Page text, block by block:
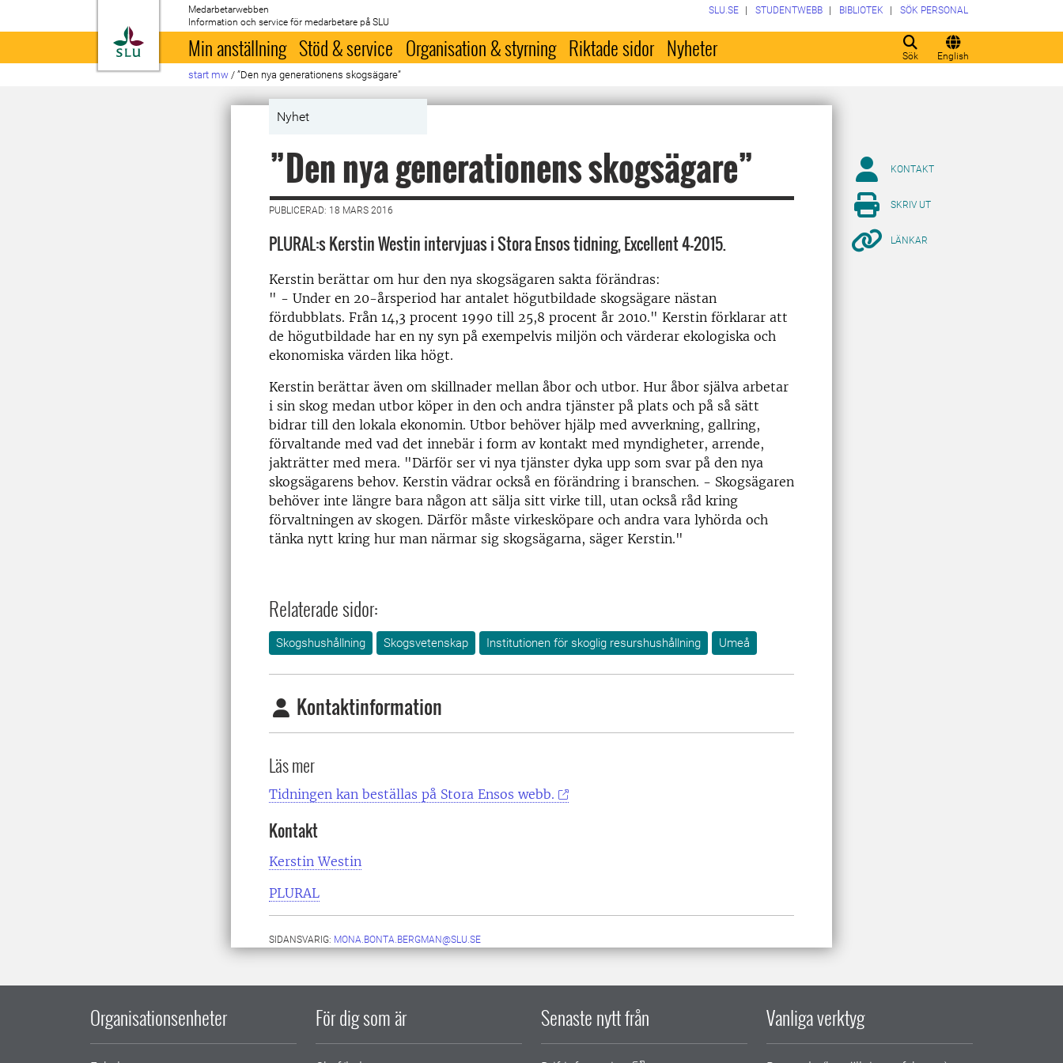
Till startsida
Medarbetarwebben
Information och service för medarbetare på SLU
Sök English
SLU.SE STUDENTWEBB BIBLIOTEK SÖK PERSONAL
Min anställning Stöd & service Organisation & styrning Riktade sidor Nyheter
start mw / ”Den nya generationens skogsägare”
Nyhet
”Den nya generationens skogsägare”
PUBLICERAD: 18 MARS 2016
PLURAL:s Kerstin Westin intervjuas i Stora Ensos tidning, Excellent 4-2015.
Kerstin berättar om hur den nya skogsägaren sakta förändras:
" - Under en 20-årsperiod har antalet högutbildade skogsägare nästan
fördubblats. Från 14,3 procent 1990 till 25,8 procent år 2010." Kerstin förklarar att
de högutbildade har en ny syn på exempelvis miljön och värderar ekologiska och
ekonomiska värden lika högt.
Kerstin berättar även om skillnader mellan åbor och utbor. Hur åbor själva arbetar
i sin skog medan utbor köper in den och andra tjänster på plats och på så sätt
bidrar till den lokala ekonomin. Utbor behöver hjälp med avverkning, gallring,
förvaltande med vad det innebär i form av kontakt med myndigheter, arrende,
jakträtter med mera. "Därför ser vi nya tjänster dyka upp som svar på den nya
skogsägarens behov. Kerstin vädrar också en förändring i branschen. - Skogsägaren
behöver inte längre bara någon att sälja sitt virke till, utan också råd kring
förvaltningen av skogen. Därför måste virkesköpare och andra vara lyhörda och
tänka nytt kring hur man närmar sig skogsägarna, säger Kerstin."
Relaterade sidor:
Skogshushållning Skogsvetenskap Institutionen för skoglig resurshushållning Umeå
Kontaktinformation
Läs mer
Tidningen kan beställas på Stora Ensos webb.
Kontakt
Kerstin Westin
PLURAL
SIDANSVARIG: MONA.BONTA.BERGMAN@SLU.SE
KONTAKT
SKRIV UT
LÄNKAR
Organisationsenheter För dig som är Senaste nytt från Vanliga verktyg